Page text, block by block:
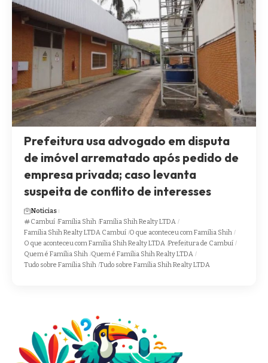
Prefeitura usa advogado em disputa
de imóvel arrematado após pedido de
empresa privada; caso levanta
suspeita de conflito de interesses
Noticias
Cambuí Família Shih Família Shih Realty LTDA
Família Shih Realty LTDA Cambuí O que aconteceu com Família Shih
O que aconteceu com Família Shih Realty LTDA Prefeitura de Cambuí
Quem é Família Shih Quem é Família Shih Realty LTDA
Tudo sobre Família Shih Tudo sobre Família Shih Realty LTDA